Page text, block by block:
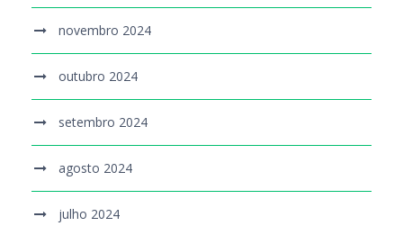
novembro 2024
outubro 2024
setembro 2024
agosto 2024
julho 2024